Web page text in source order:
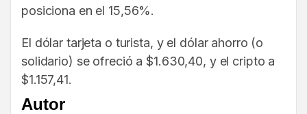
posiciona en el 15,56%.
El dólar tarjeta o turista, y el dólar ahorro (o
solidario) se ofreció a $1.630,40, y el cripto a
$1.157,41.
Autor